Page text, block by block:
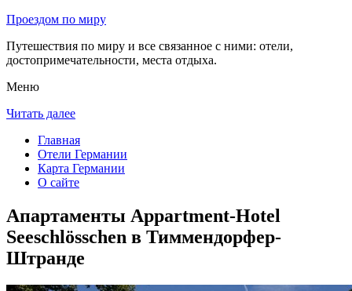
Проездом по миру
Путешествия по миру и все связанное с ними: отели,
достопримечательности, места отдыха.
Меню
Читать далее
Главная
Отели Германии
Карта Германии
О сайте
Апартаменты Appartment-Hotel
Seeschlösschen в Тиммендорфер-
Штранде